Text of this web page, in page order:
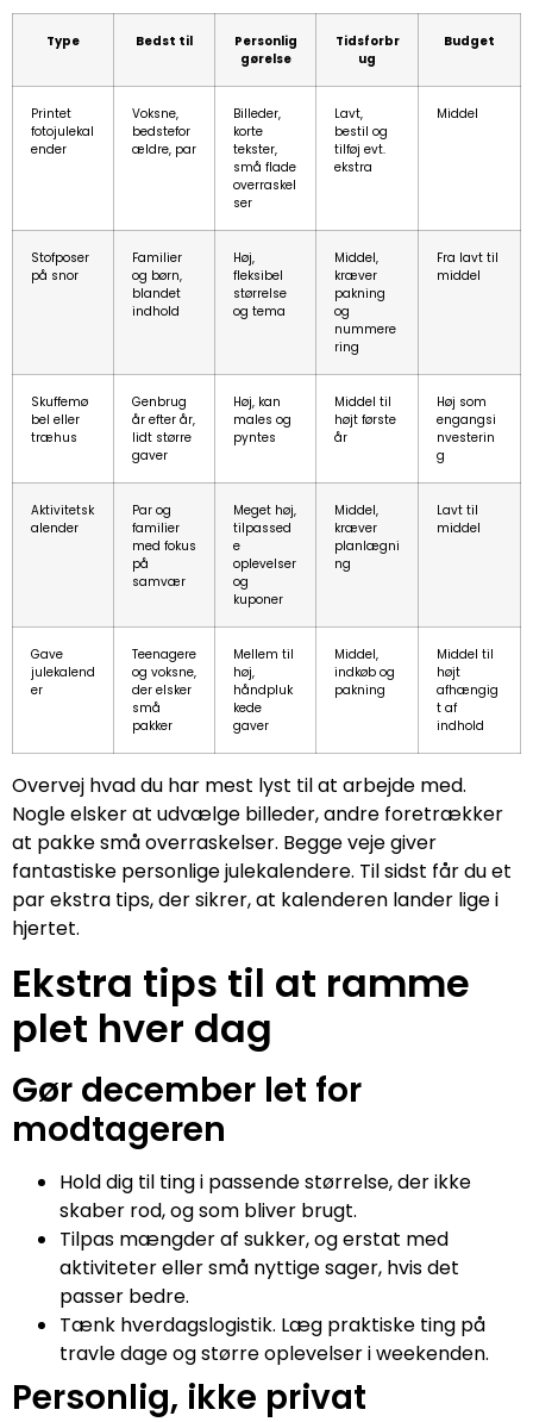
Type Bedst til
Personlig
gørelse
Tidsforbr
ug
Budget
Printet
fotojulekal
ender
Voksne,
bedstefor
ældre, par
Billeder,
korte
tekster,
små flade
overraskel
ser
Lavt,
bestil og
tilføj evt.
ekstra
Middel
Stofposer
på snor
Familier
og børn,
blandet
indhold
Høj,
fleksibel
størrelse
og tema
Middel,
kræver
pakning
og
nummere
ring
Fra lavt til
middel
Skuffemø
bel eller
træhus
Genbrug
år efter år,
lidt større
gaver
Høj, kan
males og
pyntes
Middel til
højt første
år
Høj som
engangsi
nvesterin
g
Aktivitetsk
alender
Par og
familier
med fokus
på
samvær
Meget høj,
tilpassed
e
oplevelser
og
kuponer
Middel,
kræver
planlægni
ng
Lavt til
middel
Gave
julekalend
er
Teenagere
og voksne,
der elsker
små
pakker
Mellem til
høj,
håndpluk
kede
gaver
Middel,
indkøb og
pakning
Middel til
højt
afhængig
t af
indhold
Overvej hvad du har mest lyst til at arbejde med.
Nogle elsker at udvælge billeder, andre foretrækker
at pakke små overraskelser. Begge veje giver
fantastiske personlige julekalendere. Til sidst får du et
par ekstra tips, der sikrer, at kalenderen lander lige i
hjertet.
Ekstra tips til at ramme
plet hver dag
Gør december let for
modtageren
Hold dig til ting i passende størrelse, der ikke
skaber rod, og som bliver brugt.
Tilpas mængder af sukker, og erstat med
aktiviteter eller små nyttige sager, hvis det
passer bedre.
Tænk hverdagslogistik. Læg praktiske ting på
travle dage og større oplevelser i weekenden.
Personlig, ikke privat